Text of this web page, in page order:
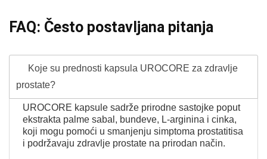
FAQ: Često postavljana pitanja
Koje su prednosti kapsula UROCORE za zdravlje
prostate?
UROCORE kapsule sadrže prirodne sastojke poput
ekstrakta palme sabal, bundeve, L-arginina i cinka,
koji mogu pomoći u smanjenju simptoma prostatitisa
i podržavaju zdravlje prostate na prirodan način.